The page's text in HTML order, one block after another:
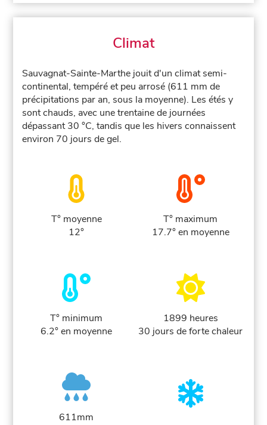
Climat
Sauvagnat-Sainte-Marthe jouit d'un climat semi-
continental, tempéré et peu arrosé (611 mm de
précipitations par an, sous la moyenne). Les étés y
sont chauds, avec une trentaine de journées
dépassant 30 °C, tandis que les hivers connaissent
environ 70 jours de gel.
T° moyenne
12°
T° maximum
17.7° en moyenne
T° minimum
6.2° en moyenne
1899 heures
30 jours de forte chaleur
611mm